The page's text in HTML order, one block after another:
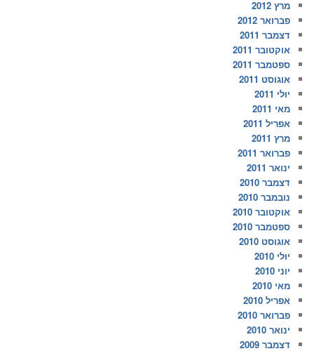
מרץ 2012
פברואר 2012
דצמבר 2011
אוקטובר 2011
ספטמבר 2011
אוגוסט 2011
יולי 2011
מאי 2011
אפריל 2011
מרץ 2011
פברואר 2011
ינואר 2011
דצמבר 2010
נובמבר 2010
אוקטובר 2010
ספטמבר 2010
אוגוסט 2010
יולי 2010
יוני 2010
מאי 2010
אפריל 2010
פברואר 2010
ינואר 2010
דצמבר 2009